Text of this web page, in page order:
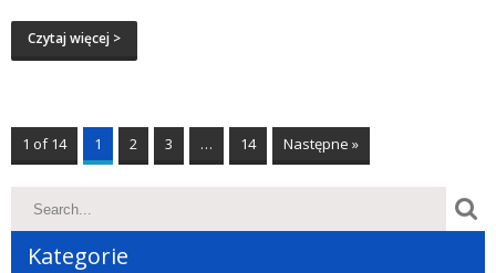
Czytaj więcej >
1 of 14 1 2 3 … 14 Następne »
Kategorie